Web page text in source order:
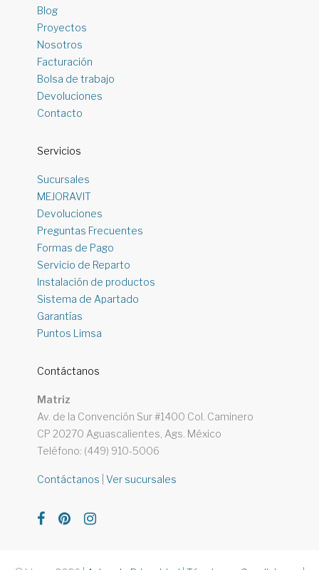
Blog
Proyectos
Nosotros
Facturación
Bolsa de trabajo
Devoluciones
Contacto
Servicios
Sucursales
MEJORAVIT
Devoluciones
Preguntas Frecuentes
Formas de Pago
Servicio de Reparto
Instalación de productos
Sistema de Apartado
Garantías
Puntos Limsa
Contáctanos
Matriz
Av. de la Convención Sur #1400 Col. Caminero
CP 20270 Aguascalientes, Ags. México
Teléfono: (449) 910-5006
Contáctanos |Ver sucursales